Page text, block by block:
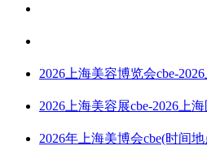
2026上海美容博览会cbe-
2026上海美容展cbe-2026上
2026年上海美博会cbe(时间